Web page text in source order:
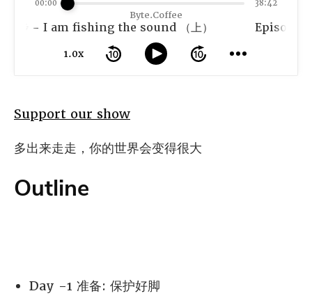
Byte.Coffee
徒步 - I am fishing the sound （上）
1.0x
00:00 38:42
Support our show
多出来走走，你的世界会变得很大
Outline
Day -1 准备: 保护好脚